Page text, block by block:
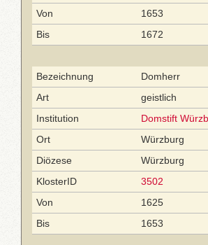
Von
1653
Bis
1672
Bezeichnung
Domherr
Art
geistlich
Institution
Domstift
Ort
Würzburg
Diözese
Würzburg
KlosterID
3502
Von
1625
Bis
1653